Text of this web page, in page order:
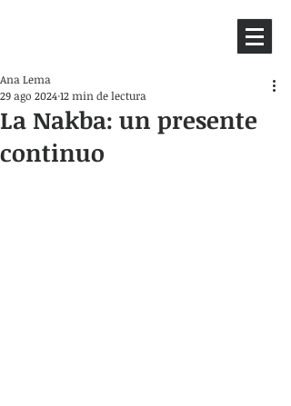
La Nakba: un presente
continuo
Ana Lema
29 ago 202412 min de lectura